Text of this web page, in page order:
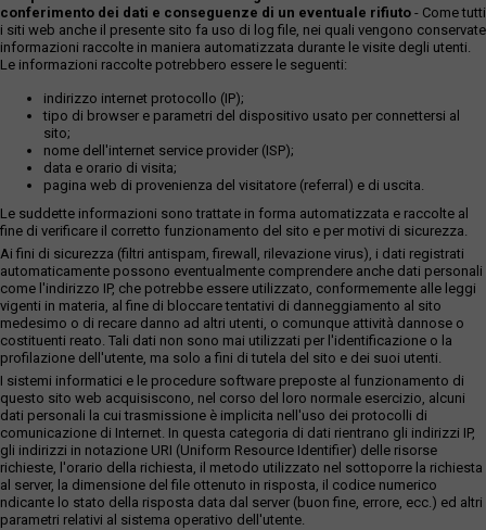
conferimento dei dati e conseguenze di un eventuale rifiuto - Come tutti
i siti web anche il presente sito fa uso di log file, nei quali vengono conservate
informazioni raccolte in maniera automatizzata durante le visite degli utenti.
Le informazioni raccolte potrebbero essere le seguenti:
indirizzo internet protocollo (IP);
tipo di browser e parametri del dispositivo usato per connettersi al
sito;
nome dell'internet service provider (ISP);
data e orario di visita;
pagina web di provenienza del visitatore (referral) e di uscita.
Le suddette informazioni sono trattate in forma automatizzata e raccolte al
fine di verificare il corretto funzionamento del sito e per motivi di sicurezza.
Ai fini di sicurezza (filtri antispam, firewall, rilevazione virus), i dati registrati
automaticamente possono eventualmente comprendere anche dati personali
come l'indirizzo IP, che potrebbe essere utilizzato, conformemente alle leggi
vigenti in materia, al fine di bloccare tentativi di danneggiamento al sito
medesimo o di recare danno ad altri utenti, o comunque attività dannose o
costituenti reato. Tali dati non sono mai utilizzati per l'identificazione o la
profilazione dell'utente, ma solo a fini di tutela del sito e dei suoi utenti.
I sistemi informatici e le procedure software preposte al funzionamento di
questo sito web acquisiscono, nel corso del loro normale esercizio, alcuni
dati personali la cui trasmissione è implicita nell'uso dei protocolli di
comunicazione di Internet. In questa categoria di dati rientrano gli indirizzi IP,
gli indirizzi in notazione URI (Uniform Resource Identifier) delle risorse
richieste, l'orario della richiesta, il metodo utilizzato nel sottoporre la richiesta
al server, la dimensione del file ottenuto in risposta, il codice numerico
ndicante lo stato della risposta data dal server (buon fine, errore, ecc.) ed altri
parametri relativi al sistema operativo dell'utente.